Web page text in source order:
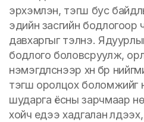
эрхэмлэн, тэгш бус
эдийн засгийн бодлогоор
давхаргыг тэлнэ.
бодлого боловсруулж,
нэмэгдүүлснээр хүн бүр
тэгш оролцох боломжийг
шударга ёсны зарчмаар
хойч үедээ хадгалан